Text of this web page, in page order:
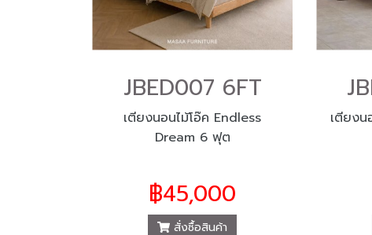
JBED007 6FT
เตียงนอนไม้โอ๊ค Endless
Dream 6 ฟุต
฿45,000
สั่งซื้อสินค้า
เตียง